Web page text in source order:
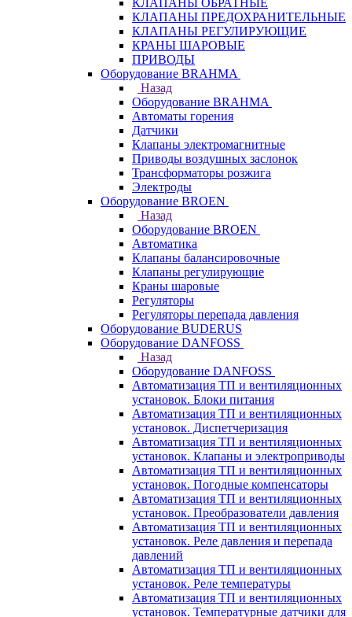
КЛАПАНЫ ОБРАТНЫЕ
КЛАПАНЫ ПРЕДОХРАНИТЕЛЬНЫЕ
КЛАПАНЫ РЕГУЛИРУЮЩИЕ
КРАНЫ ШАРОВЫЕ
ПРИВОДЫ
Оборудование BRAHMA
Назад
Оборудование BRAHMA
Автоматы горения
Датчики
Клапаны электромагнитные
Приводы воздушных заслонок
Трансформаторы розжига
Электроды
Оборудование BROEN
Назад
Оборудование BROEN
Автоматика
Клапаны балансировочные
Клапаны регулирующие
Краны шаровые
Регуляторы
Регуляторы перепада давления
Оборудование BUDERUS
Оборудование DANFOSS
Назад
Оборудование DANFOSS
Автоматизация ТП и вентиляционных
установок. Блоки питания
Автоматизация ТП и вентиляционных
установок. Диспетчеризация
Автоматизация ТП и вентиляционных
установок. Клапаны и электроприводы
Автоматизация ТП и вентиляционных
установок. Погодные компенсаторы
Автоматизация ТП и вентиляционных
установок. Преобразователи давления
Автоматизация ТП и вентиляционных
установок. Реле давления и перепада
давлений
Автоматизация ТП и вентиляционных
установок. Реле температуры
Автоматизация ТП и вентиляционных
установок. Температурные датчики для